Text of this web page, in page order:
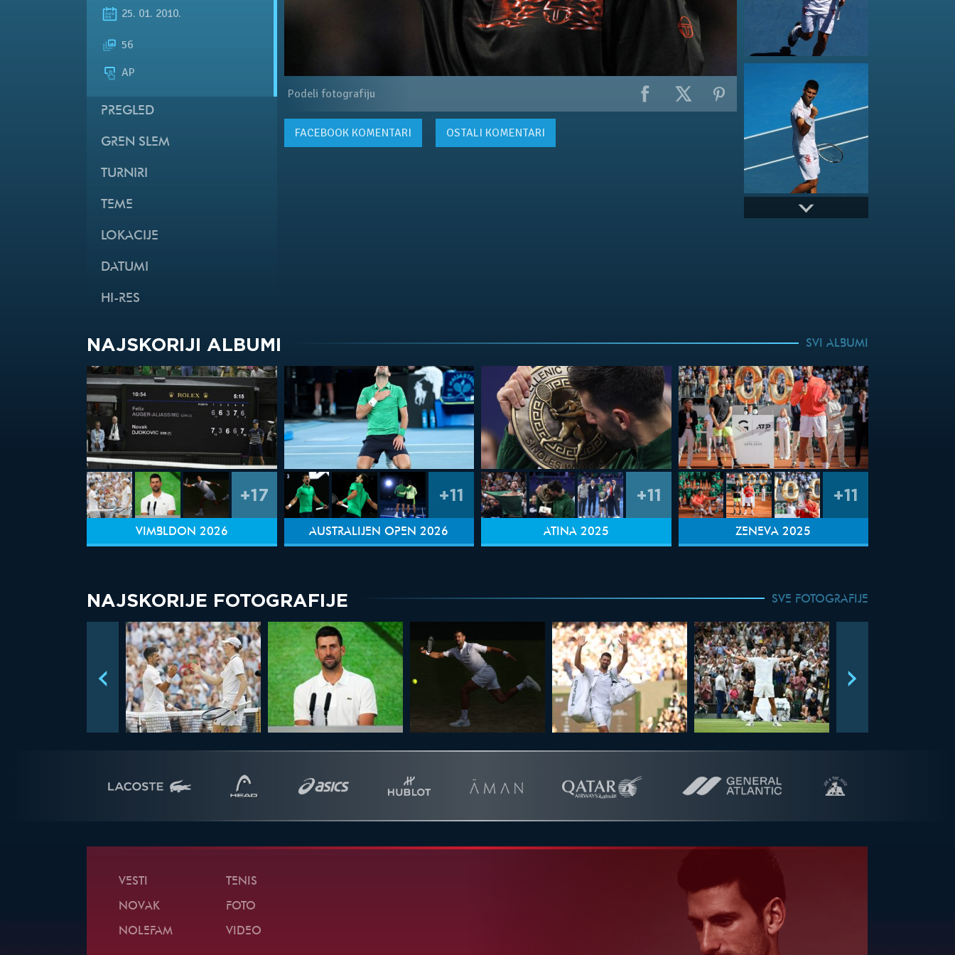
25. 01. 2010.
56
AP
PREGLED
GREN SLEM
TURNIRI
TEME
LOKACIJE
DATUMI
HI-RES
Podeli fotografiju
FACEBOOKKOMENTARI OSTALI KOMENTARI
NAJSKORIJI ALBUMI SVI ALBUMI
+17
VIMBLDON 2026
+11
AUSTRALIJEN OPEN 2026
+11
ATINA 2025
+11
ŽENEVA 2025
NAJSKORIJE FOTOGRAFIJE SVE FOTOGRAFIJE
VESTI
NOVAK
NOLEFAM
TENIS
FOTO
VIDEO